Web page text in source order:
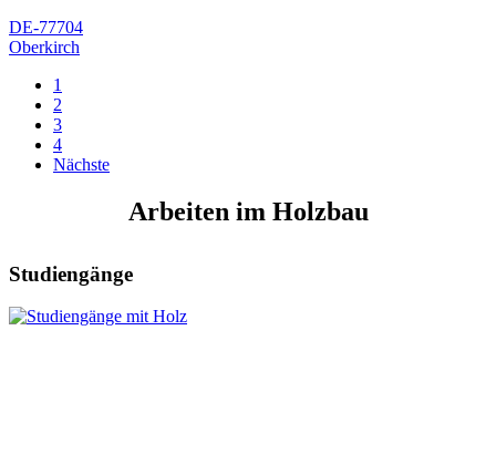
DE-77704
Oberkirch
1
2
3
4
Nächste
Arbeiten im Holzbau
Studiengänge